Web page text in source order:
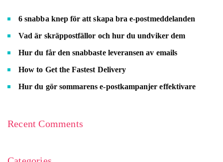
6 snabba knep för att skapa bra e-postmeddelanden
Vad är skräppostfällor och hur du undviker dem
Hur du får den snabbaste leveransen av emails
How to Get the Fastest Delivery
Hur du gör sommarens e-postkampanjer effektivare
Recent Comments